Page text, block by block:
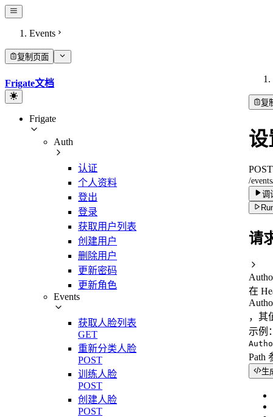
Events
复制页面
Frigate文档
Frigate
Auth
认证
个人资料
登出
登录
获取用户列表
创建用户
删除用户
更新密码
更新角色
Events
获取人脸列表
GET
重新分类人脸
POST
训练人脸
POST
创建人脸
POST
复
设
POST
/
调
请
在
，其
示例
Path
生